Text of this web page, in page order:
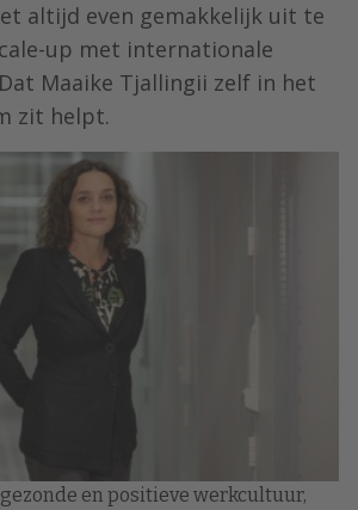
altijd even gemakkelijk uit te
up met internationale
Maaike Tjallingii zelf in het
zit helpt.
gezonde en positieve werkcultuur,